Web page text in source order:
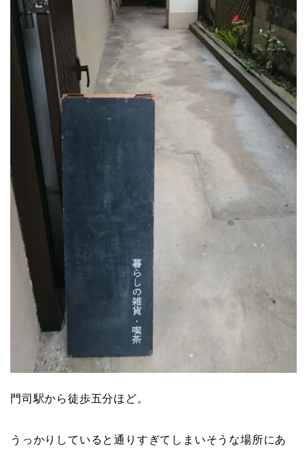
門司駅から徒歩五分ほど。
うっかりしていると通りすぎてしまいそうな場所にあ